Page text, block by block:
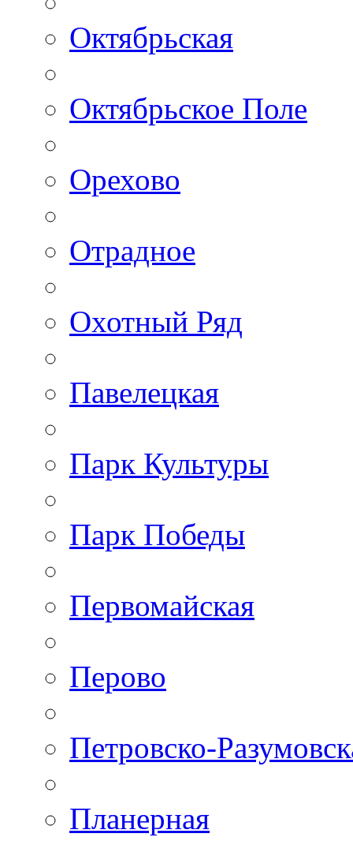
Октябрьская
Октябрьское Поле
Орехово
Отрадное
Охотный Ряд
Павелецкая
Парк Культуры
Парк Победы
Первомайская
Перово
Петровско-
Планерная